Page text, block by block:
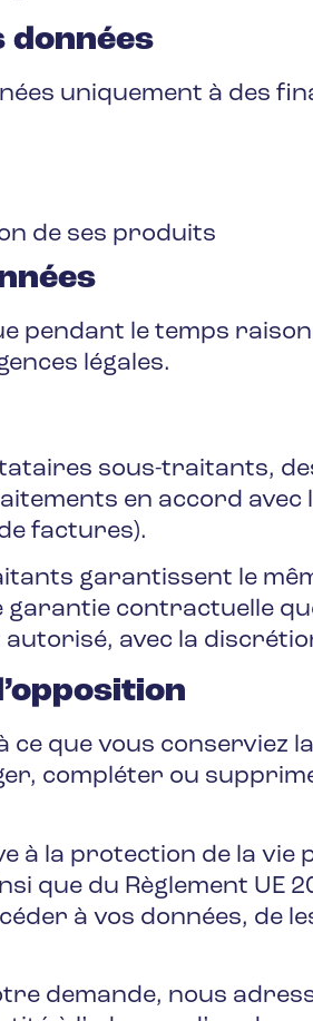
données
uniquement à des
de ses produits
pendant le temps
légales.
sous-traitants,
en accord avec
factures).
garantissent le
garantie contractuelle
avec la
ce que vous conserviez
compléter ou
à la protection de la vie
que du Règlement UE
à vos données, de
demande, nous